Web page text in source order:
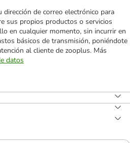
de correo electrónico para
sus propios productos o servicios
en cualquier momento, sin incurrir en
básicos de transmisión, poniéndote
al cliente de zooplus. Más
datos